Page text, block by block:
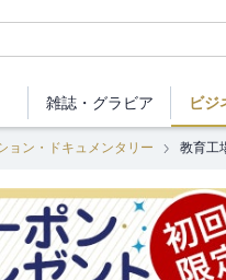
雑誌・ グラビア ビジ
ョン・ドキュメンタリー 教育工